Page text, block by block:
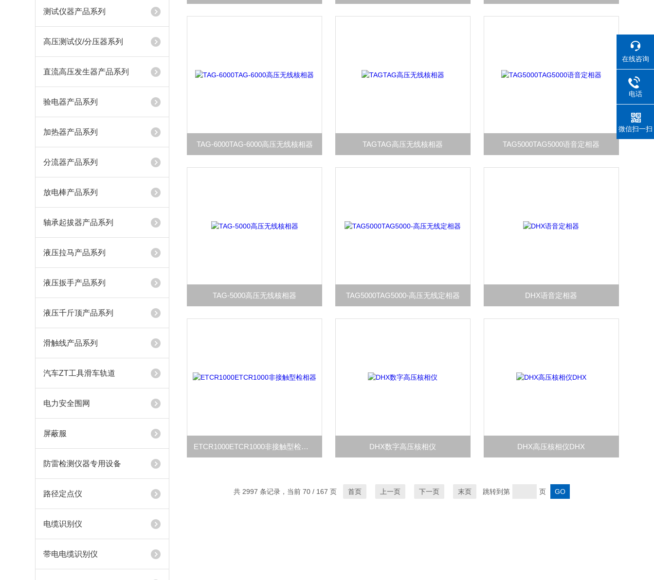
测试仪器产品系列
高压测试仪/分压器系列
直流高压发生器产品系列
验电器产品系列
加热器产品系列
分流器产品系列
放电棒产品系列
轴承起拔器产品系列
液压拉马产品系列
液压扳手产品系列
液压千斤顶产品系列
滑触线产品系列
汽车ZT工具滑车轨道
电力安全围网
屏蔽服
防雷检测仪器专用设备
路径定点仪
电缆识别仪
带电电缆识别仪
TAG-6000TAG-6000高压无线核相器 TAGTAG高压无线核相器 TAG5000TAG5000语音定相器
TAG-5000高压无线核相器 TAG5000TAG5000-高压无线定相器 DHX语音定相器
ETCR1000ETCR1000非接触型检相器 DHX数字高压核相仪 DHX高压核相仪DHX
共 2997 条记录，当前 70 / 167 页 首页 上一页 下一页 末页 跳转到第 页
在线咨询
电话
微信扫一扫